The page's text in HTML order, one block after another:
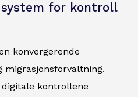
system for kontroll
konvergerende
kontrollene